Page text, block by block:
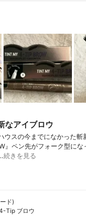
なアイブロウ
ウスの今までになかった斬
』ペン先がフォーク型に
続きを見る
ド)
Tip ブロウ